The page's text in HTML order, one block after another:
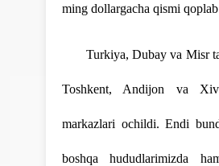
ming dollargacha qismi
Turkiya, Dubay va Misr
Toshkent, Andijon va
markazlari ochildi. Endi
boshqa hududlarimizda